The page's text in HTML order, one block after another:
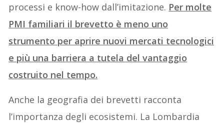
processi e know-how dall’imitazione. Per molte
PMI familiari il brevetto è meno uno
strumento per aprire nuovi mercati tecnologici
e più una barriera a tutela del vantaggio
costruito nel tempo.
Anche la geografia dei brevetti racconta
l’importanza degli ecosistemi. La Lombardia